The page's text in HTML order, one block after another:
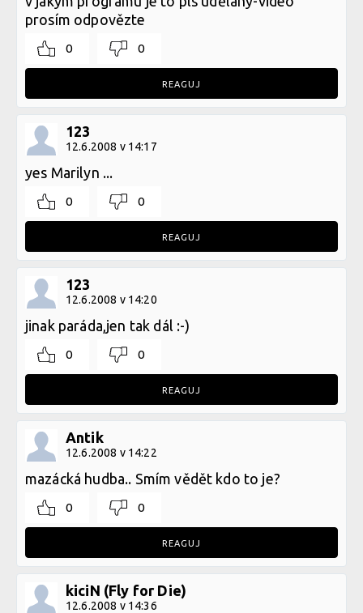
prosím odpovězte
0 0
REAGUJ
123
12.6.2008 v 14:17
yes Marilyn ...
0 0
REAGUJ
123
12.6.2008 v 14:20
jinak paráda,jen tak dál :-)
0 0
REAGUJ
Antik
12.6.2008 v 14:22
mazácká hudba.. Smím vědět kdo to je?
0 0
REAGUJ
kiciN (Fly for Die)
12.6.2008 v 14:36